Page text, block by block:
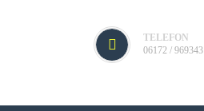
TELEFON
06172 / 969343